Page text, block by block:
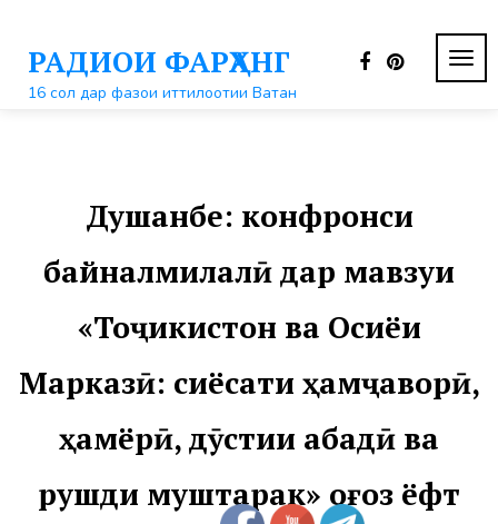
контентуРАДИОИ ФАРҲАНГ
16 сол дар фазои иттилоотии Ватан
Душанбе: конфронси
байналмилалӣ дар мавзуи
«Тоҷикистон ва Осиёи
Марказӣ: сиёсати ҳамҷаворӣ,
ҳамёрӣ, дӯстии абадӣ ва
рушди муштарак» оғоз ёфт